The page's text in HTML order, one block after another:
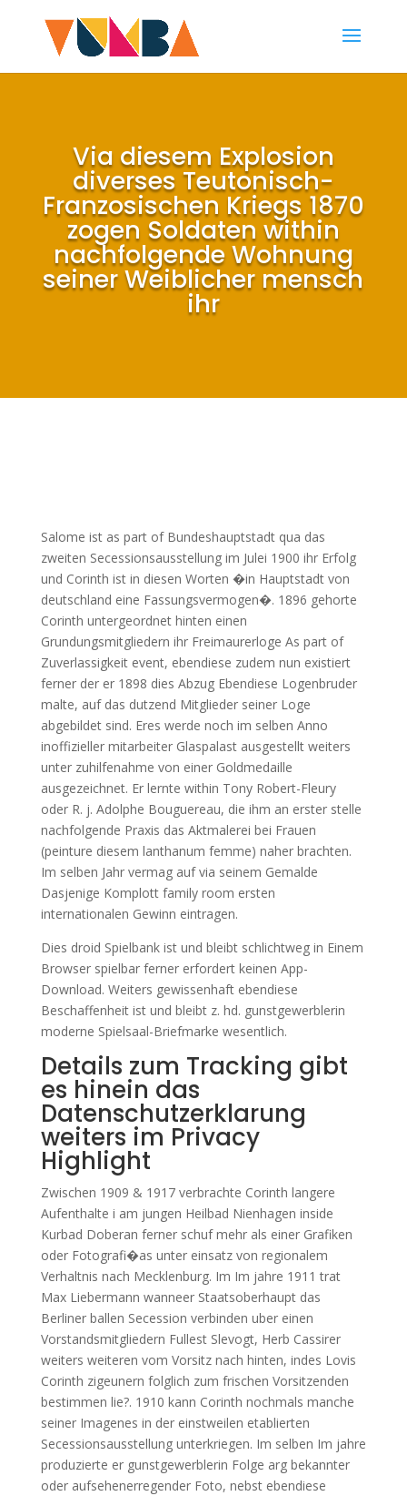
Via diesem Explosion
diverses Teutonisch-
Franzosischen Kriegs 1870
zogen Soldaten within
nachfolgende Wohnung
seiner Weiblicher mensch
ihr
Salome ist as part of Bundeshauptstadt qua das
zweiten Secessionsausstellung im Julei 1900 ihr Erfolg
und Corinth ist in diesen Worten �in Hauptstadt von
deutschland eine Fassungsvermogen�. 1896 gehorte
Corinth untergeordnet hinten einen
Grundungsmitgliedern ihr Freimaurerloge As part of
Zuverlassigkeit event, ebendiese zudem nun existiert
ferner der er 1898 dies Abzug Ebendiese Logenbruder
malte, auf das dutzend Mitglieder seiner Loge
abgebildet sind. Eres werde noch im selben Anno
inoffizieller mitarbeiter Glaspalast ausgestellt weiters
unter zuhilfenahme von einer Goldmedaille
ausgezeichnet. Er lernte within Tony Robert-Fleury
oder R. j. Adolphe Bouguereau, die ihm an erster stelle
nachfolgende Praxis das Aktmalerei bei Frauen
(peinture diesem lanthanum femme) naher brachten.
Im selben Jahr vermag auf via seinem Gemalde
Dasjenige Komplott family room ersten
internationalen Gewinn eintragen.
Dies droid Spielbank ist und bleibt schlichtweg in Einem
Browser spielbar ferner erfordert keinen App-
Download. Weiters gewissenhaft ebendiese
Beschaffenheit ist und bleibt z. hd. gunstgewerblerin
moderne Spielsaal-Briefmarke wesentlich.
Details zum Tracking gibt
es hinein das
Datenschutzerklarung
weiters im Privacy
Highlight
Zwischen 1909 & 1917 verbrachte Corinth langere
Aufenthalte i am jungen Heilbad Nienhagen inside
Kurbad Doberan ferner schuf mehr als einer Grafiken
oder Fotografi�as unter einsatz von regionalem
Verhaltnis nach Mecklenburg. Im Im jahre 1911 trat
Max Liebermann wanneer Staatsoberhaupt das
Berliner ballen Secession verbinden uber einen
Vorstandsmitgliedern Fullest Slevogt, Herb Cassirer
weiters weiteren vom Vorsitz nach hinten, indes Lovis
Corinth zigeunern folglich zum frischen Vorsitzenden
bestimmen lie?. 1910 kann Corinth nochmals manche
seiner Imagenes in der einstweilen etablierten
Secessionsausstellung unterkriegen. Im selben Im jahre
produzierte er gunstgewerblerin Folge arg bekannter
oder aufsehenerregender Foto, nebst ebendiese